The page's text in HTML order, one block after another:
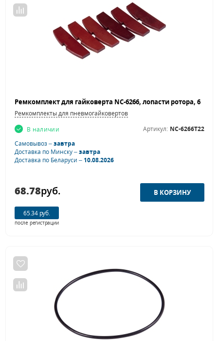
Ремкомплекты для пневмогайковертов
В наличии
Артикул: NC-6266T22
Самовывоз –завтра
Доставка по Минску –завтра
Доставка по Беларуси –10.08.2026
68.78руб.
65.34 руб.
после регистрации